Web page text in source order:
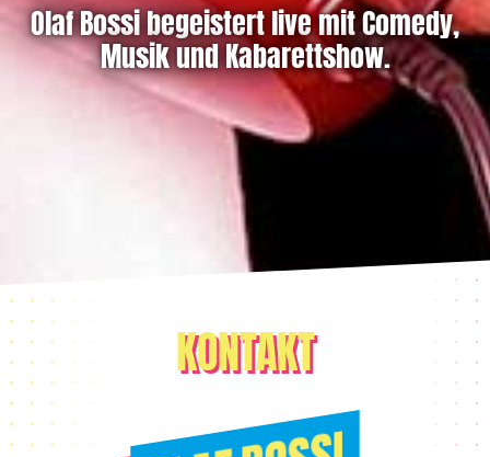
Olaf Bossi begeistert live mit Comedy,
Musik und Kabarettshow.
KONTAKT